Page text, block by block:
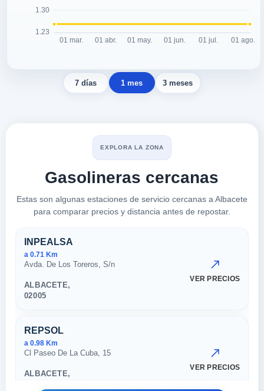
7 días 1 mes 3 meses
EXPLORA LA ZONA
Gasolineras cercanas
Estas son algunas estaciones de servicio cercanas a Albacete
para comparar precios y distancia antes de repostar.
Estaciones cercanas en
INPEALSA
a 0.71 Km
Avda. De Los Toreros, S/n
ALBACETE,
02005
VER PRECIOS
REPSOL
a 0.98 Km
Cl Paseo De La Cuba, 15
ALBACETE,
VER PRECIOS